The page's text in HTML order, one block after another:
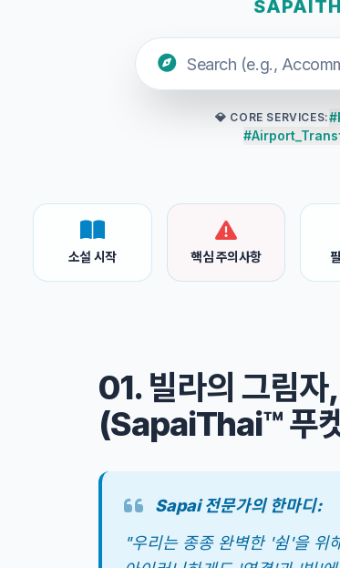
💎 CORE SERVICES:
소설 시작 핵심 주의사항
01. 빌라의 그림자
(SapaiThai™ 푸
Sapai 전문가의 한마디:
"우리는 종종 완벽한 '쉼'을 위